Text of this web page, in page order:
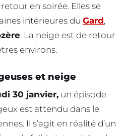
en soirée. Elles se
intérieures du Gard,
. La neige est de retour
environs.
et neige
30 janvier, un épisode
est attendu dans le
Il s’agit en réalité d’un